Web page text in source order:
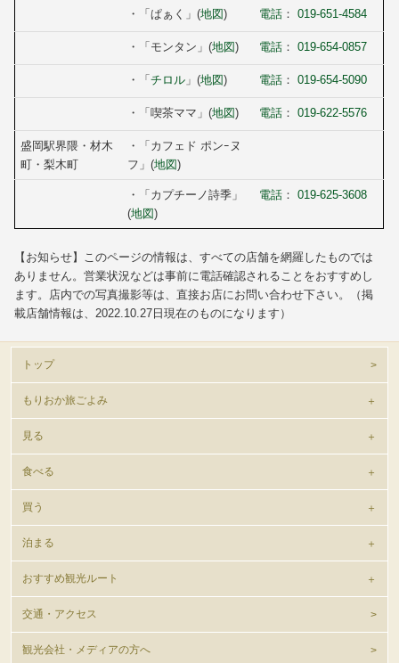
・「ぱぁく」(地図) 電話 ： 019-651-4584
・「モンタン」(地図) 電話 ： 019-654-0857
・「チロル 」(地図) 電話 ： 019-654-5090
・「喫茶ママ」(地図) 電話 ： 019-622-5576
盛岡駅界隈・材木
町・梨木町
・「カフェド ポンｰヌ
フ」(地図)
・「カプチーノ詩季」
(地図)
電話 ： 019-625-3608
【お知らせ】このページの情報は、すべての店舗を網羅したものでは
ありません。営業状況などは事前に電話確認されることをおすすめし
ます。店内での写真撮影等は、直接お店にお問い合わせ下さい。（掲
載店舗情報は、2022.10.27日現在のものになります）
トップ
もりおか旅ごよみ
見る
食べる
買う
泊まる
おすすめ観光ルート
交通・アクセス
観光会社・メディアの方へ